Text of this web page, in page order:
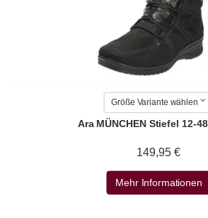
Größe Variante wählen
Ara MÜNCHEN Stiefel 12-
149,95 €
Mehr Informationen